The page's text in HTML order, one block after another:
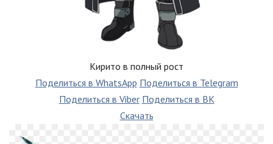
Кирито в полный рост
Поделиться в WhatsApp Поделиться в Telegram
Поделиться в Viber Поделиться в ВК
Скачать